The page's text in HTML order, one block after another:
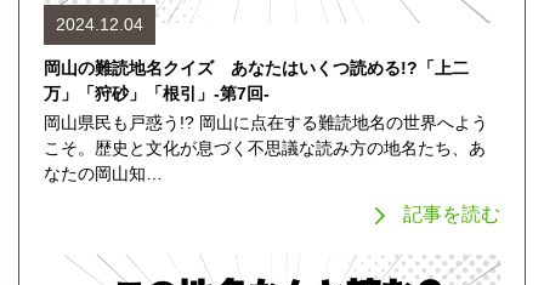
2024.12.04
岡山の難読地名クイズ あなたはいくつ読める!?「上二
万」「狩砂」「根引」-第7回-
岡山県民も戸惑う!? 岡山に点在する難読地名の世界へよう
こそ。歴史と文化が息づく不思議な読み方の地名たち、あ
なたの岡山知…
記事を読む